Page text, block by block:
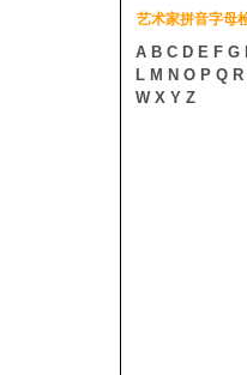
艺术家拼音字母
A B C D E F G
L M N O P Q R
W X Y Z